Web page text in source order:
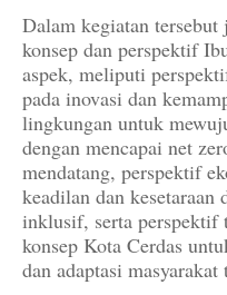
Dalam kegiatan tersebut
konsep dan perspektif
aspek, meliputi
pada inovasi dan
lingkungan untuk
dengan mencapai net
mendatang, perspektif
keadilan dan kesetaraan
inklusif, serta perspektif
konsep Kota Cerdas
dan adaptasi masyarakat